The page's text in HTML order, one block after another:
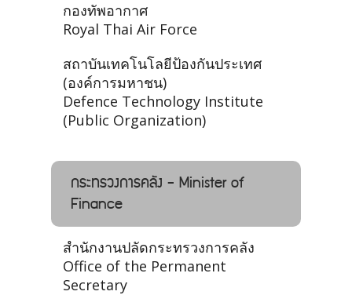
กองทัพอากาศ
Royal Thai Air Force
สถาบันเทคโนโลยีป้องกันประเทศ
(องค์การมหาชน)
Defence Technology Institute
(Public Organization)
กระทรวงการคลัง - Minister of
Finance
สำนักงานปลัดกระทรวงการคลัง
Office of the Permanent
Secretary